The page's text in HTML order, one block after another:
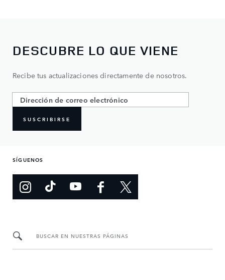
DESCUBRE LO QUE VIENE
Recibe tus actualizaciones directamente de nosotros.
SUSCRIBIRSE
SÍGUENOS
BUSCAR EN NUESTRAS PÁGINAS